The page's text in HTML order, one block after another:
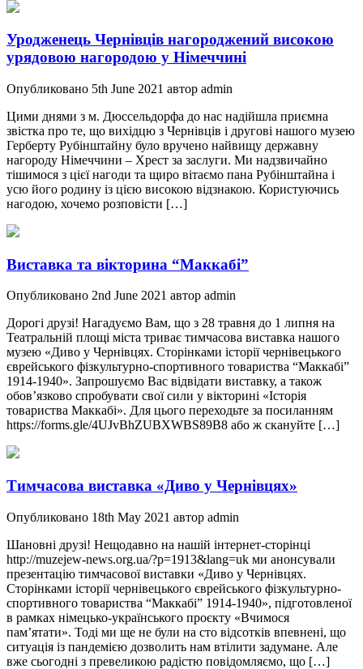
Уродженець Чернівців нагороджений високою
урядовою нагородою у Німеччині
Опубликовано 5th June 2021 автор admin
Цими днями з м. Дюссельдорфа до нас надійшла приємна
звістка про те, що вихідцю з Чернівців і другові нашого музею
Герберту Рубінштайну було вручено найвищу державну
нагороду Німеччини – Хрест за заслуги. Ми надзвичайно
тішимося з цієї нагоди та щиро вітаємо пана Рубінштайна і
усю його родину із цією високою відзнакою. Користуючись
нагодою, хочемо розповісти […]
Виставка та вікторина “Маккабі”
Опубликовано 2nd June 2021 автор admin
Дорогі друзі! Нагадуємо Вам, що з 28 травня до 1 липня на
Театральній площі міста триває тимчасова виставка нашого
музею «Диво у Чернівцях. Сторінками історії чернівецького
єврейського фізкультурно-спортивного товариства “Маккабі”
1914-1940». Запрошуємо Вас відвідати виставку, а також
обов’язково спробувати свої сили у вікторині «Історія
товариства Маккабі». Для цього переходьте за посиланням
https://forms.gle/4UJvBhZUBXWBS89B8 або ж скануйте […]
Тимчасова виставка «Диво у Чернівцях»
Опубликовано 18th May 2021 автор admin
Шановні друзі! Нещодавно на нашій інтернет-сторінці
http://muzejew-news.org.ua/?p=1913&lang=uk ми анонсували
презентацію тимчасової виставки «Диво у Чернівцях.
Сторінками історії чернівецького єврейського фізкультурно-
спортивного товариства “Маккабі” 1914-1940», підготовленої
в рамках німецько-українського проєкту «Вчимося
пам’ятати». Тоді ми ще не були на сто відсотків впевнені, що
ситуація із пандемією дозволить нам втілити задумане. Але
вже сьогодні з превеликою радістю повідомляємо, що […]